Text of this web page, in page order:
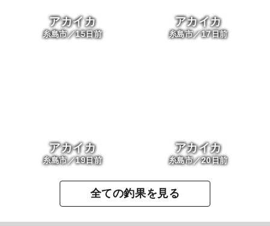
アカイカ
糸島市／15日前
アカイカ
糸島市／17日前
アカイカ
糸島市／19日前
アカイカ
糸島市／20日前
全ての釣果を見る